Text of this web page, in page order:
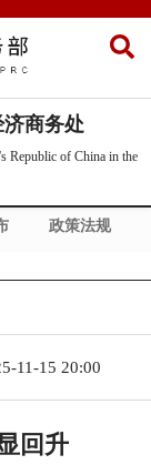
商务处
Republic of China in the
政策法规
Us11-15 20:00
回升